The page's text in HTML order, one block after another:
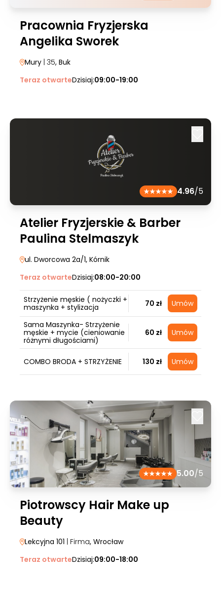
Pracownia Fryzjerska
Angelika Sworek
Mury | 35, Buk
Teraz otwarteDzisiaj:09:00-19:00
4.96/5
Atelier Fryzjerskie & Barber
Paulina Stelmaszyk
ul. Dworcowa 2a/1, Kórnik
Teraz otwarteDzisiaj:08:00-20:00
Strzyżenie męskie ( nożyczki +
maszynka + stylizacja
70 zł Umów
Sama Maszynka- Strzyżenie
męskie + mycie (cieniowanie
różnymi długościami)
60 zł Umów
COMBO BRODA + STRZYŻENIE 130 zł Umów
5.00/5
Piotrowscy Hair Make up
Beauty
Lekcyjna 101 | Firma, Wrocław
Teraz otwarteDzisiaj:09:00-18:00